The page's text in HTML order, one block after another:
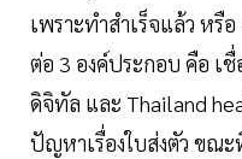
เพราะทำสำเร็จแล้ว หรื
ต่อ 3 องค์ประกอบ คือ เ
ดิจิทัล และ Thailand
ปัญหาเรื่องใบส่งตัว ขณะ